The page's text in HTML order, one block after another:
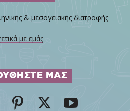
& μεσογειακής διατροφής
με εμάς
ΜΑΣ